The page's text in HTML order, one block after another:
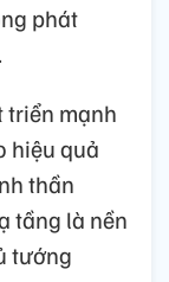
phát
triển mạnh
hiệu quả
thần
tầng là nền
tướng